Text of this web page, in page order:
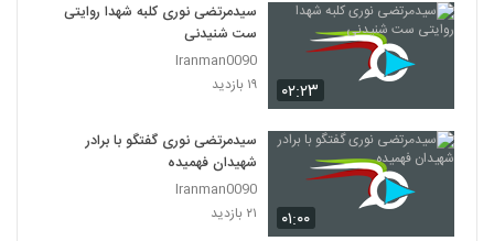
۰۲:۲۳
سیدمرتضی نوری کلبه شهدا روایتی
ست شنیدنی
Iranman0090
۱۹ بازدید
۰۱:۰۰
سیدمرتضی نوری گفتگو با برادر
شهیدان فهمیده
Iranman0090
۲۱ بازدید